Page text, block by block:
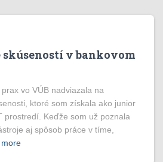
v bankovom
vo VÚB nadviazala na
ktoré som získala ako junior
prostredí. Keďže som už poznala
aj spôsob práce v tíme,